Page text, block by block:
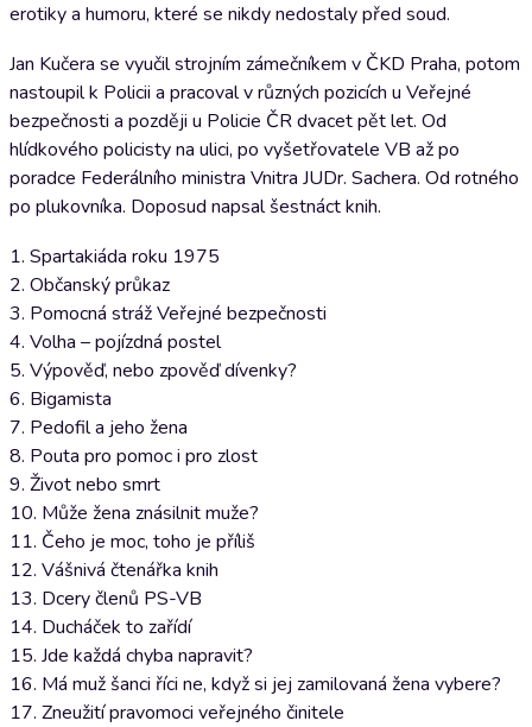
erotiky a humoru, které se nikdy nedostaly před soud.
Jan Kučera se vyučil strojním zámečníkem v ČKD Praha, potom
nastoupil k Policii a pracoval v různých pozicích u Veřejné
bezpečnosti a později u Policie ČR dvacet pět let. Od
hlídkového policisty na ulici, po vyšetřovatele VB až po
poradce Federálního ministra Vnitra JUDr. Sachera. Od rotného
po plukovníka. Doposud napsal šestnáct knih.
1. Spartakiáda roku 1975
2. Občanský průkaz
3. Pomocná stráž Veřejné bezpečnosti
4. Volha – pojízdná postel
5. Výpověď, nebo zpověď dívenky?
6. Bigamista
7. Pedofil a jeho žena
8. Pouta pro pomoc i pro zlost
9. Život nebo smrt
10. Může žena znásilnit muže?
11. Čeho je moc, toho je příliš
12. Vášnivá čtenářka knih
13. Dcery členů PS-VB
14. Ducháček to zařídí
15. Jde každá chyba napravit?
16. Má muž šanci říci ne, když si jej zamilovaná žena vybere?
17. Zneužití pravomoci veřejného činitele